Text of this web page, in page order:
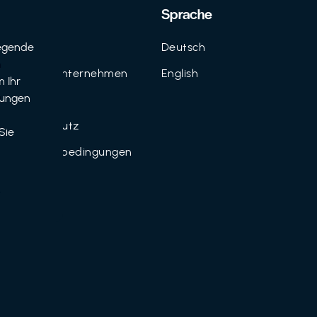
Kontakt
FAQ für Unternehmen
Imprint
Datenschutz
Nutzungsbedingungen
Sprache
Deutsch
English
Ihr